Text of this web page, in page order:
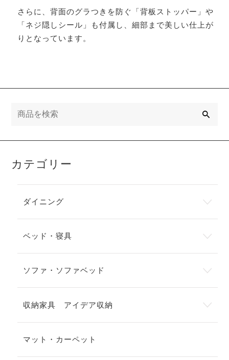
さらに、背面のグラつきを防ぐ「背板ストッパー」や
「ネジ隠しシール」も付属し、細部まで美しい仕上が
りとなっています。
カテゴリー
ダイニング
ベッド・寝具
ソファ・ソファベッド
収納家具 アイデア収納
マット・カーペット